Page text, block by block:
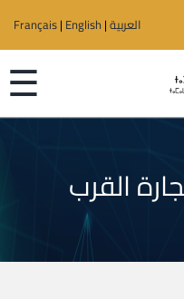
العربية|
Français| English
☰
القرب